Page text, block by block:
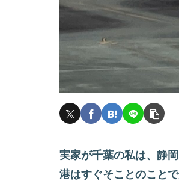
実家が千葉の私は、静
港はすぐそことのこと